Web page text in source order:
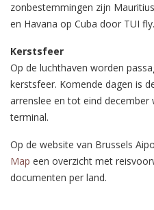
zonbestemmingen zijn
en Havana op Cuba door TUI fly.
Kerstsfeer
Op de luchthaven worden
kerstsfeer. Komende dagen is
arrenslee en tot eind december
terminal.
Op de website van Brussels
Map een overzicht met
documenten per land.